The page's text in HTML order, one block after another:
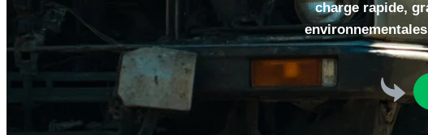
charge rapide,